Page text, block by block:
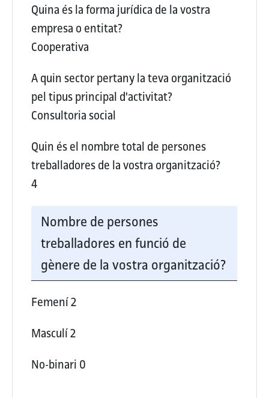
Quina és la forma jurídica de la vostra
empresa o entitat?
Cooperativa
A quin sector pertany la teva organització
pel tipus principal d'activitat?
Consultoria social
Quin és el nombre total de persones
treballadores de la vostra organització?
4
Nombre de persones
treballadores en funció de
gènere de la vostra organització?
Femení2
Masculí2
No-binari 0